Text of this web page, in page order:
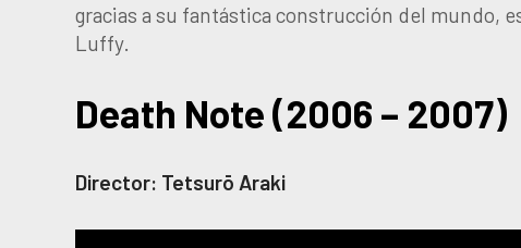
gracias a su fantástica construcción del mundo,
Luffy.
Death Note (2006 – 2007)
Director: Tetsurō Araki